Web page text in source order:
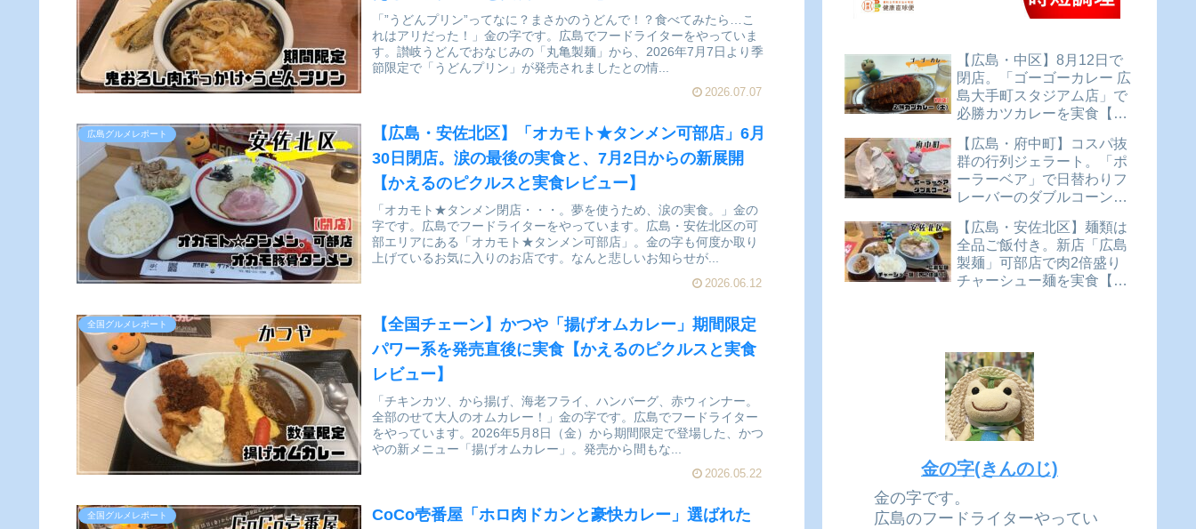
「”うどんプリン”ってなに？まさかのうどんで！？食べてみたら…こ
れはアリだった！」金の字です。広島でフードライターをやっていま
す。讃岐うどんでおなじみの「丸亀製麺」から、2026年7月7日より季
節限定で「うどんプリン」が発売されましたとの情...
2026.07.07
広島グルメレポート
【広島・安佐北区】「オカモト★タンメン可部店」6月
30日閉店。涙の最後の実食と、7月2日からの新展開
【かえるのピクルスと実食レビュー】
「オカモト★タンメン閉店・・・。夢を使うため、涙の実食。」金の
字です。広島でフードライターをやっています。広島・安佐北区の可
部エリアにある「オカモト★タンメン可部店」。金の字も何度か取り
上げているお気に入りのお店です。なんと悲しいお知らせが...
2026.06.12
全国グルメレポート
【全国チェーン】かつや「揚げオムカレー」期間限定
パワー系を発売直後に実食【かえるのピクルスと実食
レビュー】
「チキンカツ、から揚げ、海老フライ、ハンバーグ、赤ウィンナー。
全部のせて大人のオムカレー！」金の字です。広島でフードライター
をやっています。2026年5月8日（金）から期間限定で登場した、かつ
やの新メニュー「揚げオムカレー」。発売から間もな...
2026.05.22
全国グルメレポート
CoCo壱番屋「ホロ肉ドカンと豪快カレー」選ばれた
【広島・中区】8月12日で
閉店。「ゴーゴーカレー 広
島大手町スタジアム店」で
必勝カツカレーを実食【か
ュー】
【広島・府中町】コスパ抜
群の行列ジェラート。「ポ
ーラーベア」で日替わりフ
レーバーのダブルコーンを
実食レビュー】
【広島・安佐北区】麺類は
全品ご飯付き。新店「広島
製麺」可部店で肉2倍盛り
チャーシュー麺を実食【か
金の字(きんのじ)
金の字です。
広島のフードライターやってい